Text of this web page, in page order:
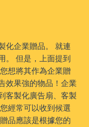
化企業贈品。 就連
。 但是，上面提到
想將其作為企業贈
效果強的物品！企業
客製化廣告扇、客製
經常可以收到候選
品應該是根據您的